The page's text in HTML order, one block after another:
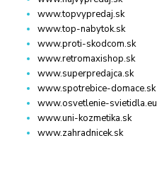
www.topvypredaj.sk
www.top-nabytok.sk
www.proti-skodcom.sk
www.retromaxishop.sk
www.superpredajca.sk
www.spotrebice-domace.sk
www.osvetlenie-svietidla.eu
www.uni-kozmetika.sk
www.zahradnicek.sk